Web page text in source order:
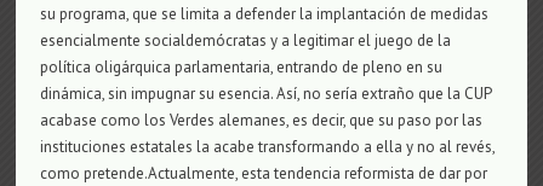
su programa, que se limita a defender la implantación de medidas
esencialmente socialdemócratas y a legitimar el juego de la
política oligárquica parlamentaria, entrando de pleno en su
dinámica, sin impugnar su esencia. Así, no sería extraño que la CUP
acabase como los Verdes alemanes, es decir, que su paso por las
instituciones estatales la acabe transformando a ella y no al revés,
como pretende.Actualmente, esta tendencia reformista de dar por